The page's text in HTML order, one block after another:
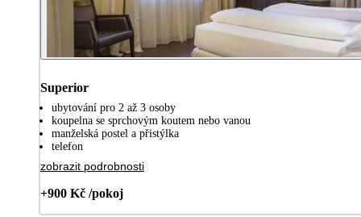
Superior
ubytování pro 2 až 3 osoby
koupelna se sprchovým koutem nebo vanou
manželská postel a přistýlka
telefon
zobrazit podrobnosti
+900 Kč /pokoj